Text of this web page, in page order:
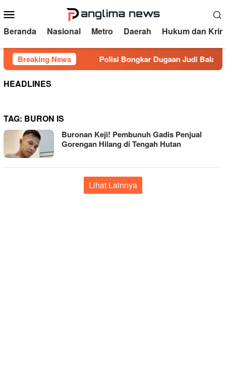
ke
kontenMobile
Beranda Nasional Metro Daerah Hukum dan
Breaking News
Balita Polisi Bongkar Dugaan Judi Balap Liar
HEADLINES
TAG: BURON IS
Buronan Keji! Pembunuh Gadis Penjual
Gorengan Hilang di Tengah Hutan
Lihat Lainnya